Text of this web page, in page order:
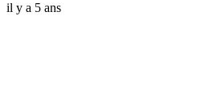
il y a 5 ans